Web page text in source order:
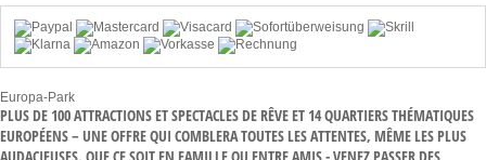
Europa-Park
PLUS DE 100 ATTRACTIONS ET SPECTACLES DE RÊVE ET 14 QUARTIERS THÉMATIQUES
EUROPÉENS – UNE OFFRE QUI COMBLERA TOUTES LES ATTENTES, MÊME LES PLUS